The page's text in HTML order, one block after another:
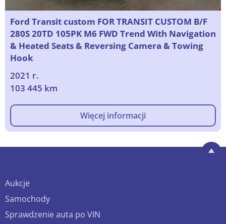
Ford Transit custom FOR TRANSIT CUSTOM B/F
280S 20TD 105PK M6 FWD Trend With Navigation
& Heated Seats & Reversing Camera & Towing
Hook
2021 г.
103 445 km
Więcej informacji
Aukcje
Samochody
Sprawdzenie auta po VIN